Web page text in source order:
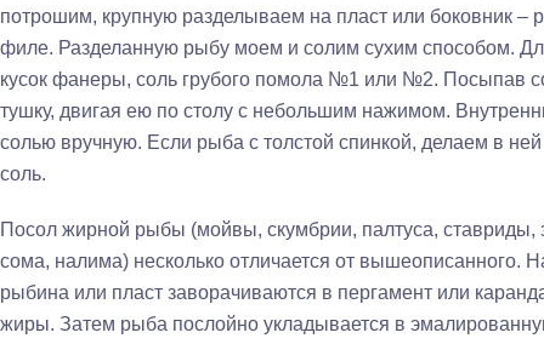
потрошим, крупную разделываем на пласт или боковник –
филе. Разделанную рыбу моем и солим сухим способом.
кусок фанеры, соль грубого помола №1 или №2. Посыпав
тушку, двигая ею по столу с небольшим нажимом.
солью вручную. Если рыба с толстой спинкой, делаем в
соль.
Посол жирной рыбы (мойвы, скумбрии, палтуса, ставриды,
сома, налима) несколько отличается от вышеописанного.
рыбина или пласт заворачиваются в пергамент или
жиры. Затем рыба послойно укладывается в